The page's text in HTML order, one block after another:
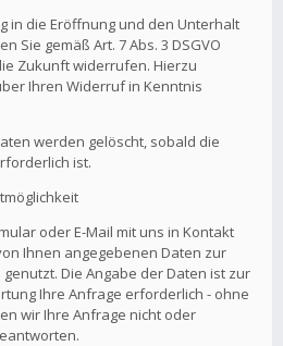
in die Eröffnung und den Unterhalt
Sie gemäß Art. 7 Abs. 3 DSGVO
Zukunft widerrufen. Hierzu
Ihren Widerruf in Kenntnis
werden gelöscht, sobald die
ist.
oder E-Mail mit uns in Kontakt
Ihnen angegebenen Daten zur
Die Angabe der Daten ist zur
Ihre Anfrage erforderlich - ohne
wir Ihre Anfrage nicht oder